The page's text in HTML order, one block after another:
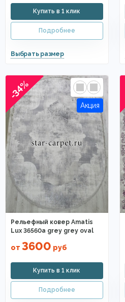
-34%
Рельефный ковер Amatis
Lux 36560a grey grey oval
от 3600 руб